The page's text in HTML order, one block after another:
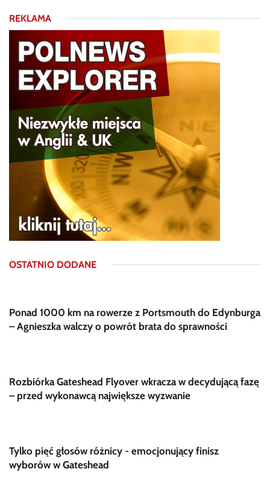
REKLAMA
OSTATNIO DODANE
Ponad 1000 km na rowerze z Portsmouth do Edynburga
– Agnieszka walczy o powrót brata do sprawności
Rozbiórka Gateshead Flyover wkracza w decydującą fazę
– przed wykonawcą największe wyzwanie
Tylko pięć głosów różnicy - emocjonujący finisz
wyborów w Gateshead